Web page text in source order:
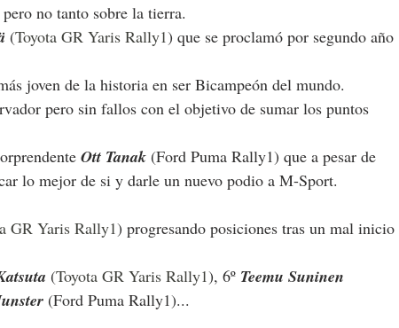
no tanto sobre la tierra.
(Toyota GR Yaris Rally1) que se proclamó por segundo año
joven de la historia en ser Bicampeón del mundo.
pero sin fallos con el objetivo de sumar los puntos
Ott Tanak (Ford Puma Rally1) que a pesar de
lo mejor de si y darle un nuevo podio a M-Sport.
GR Yaris Rally1) progresando posiciones tras un mal inicio
(Toyota GR Yaris Rally1), 6º Teemu Suninen
(Ford Puma Rally1)...